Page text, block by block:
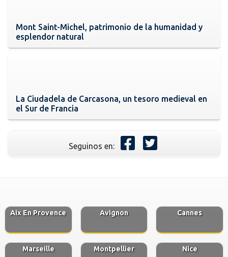
Mont Saint-Michel, patrimonio de la humanidad y
esplendor natural
La Ciudadela de Carcasona, un tesoro medieval en
el Sur de Francia
Seguinos en:
Aix En Provence Avignon Cannes
Marseille Montpellier Nice